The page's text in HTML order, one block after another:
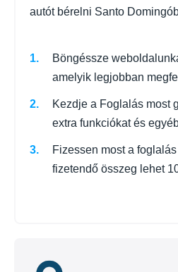
autót bérelni Santo
Böngéssze
amelyik legjobban
Kezdje a Foglalás most
extra funkciókat és
Fizessen most a
fizetendő összeg lehet